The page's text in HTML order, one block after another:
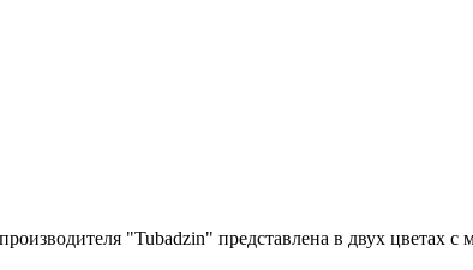
"Tubadzin" представлена в двух цветах